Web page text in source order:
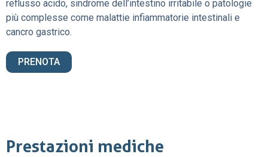
reflusso acido, sindrome dell’intestino irritabile o patologie
più complesse come malattie infiammatorie intestinali e
cancro gastrico.
PRENOTA
Prestazioni mediche